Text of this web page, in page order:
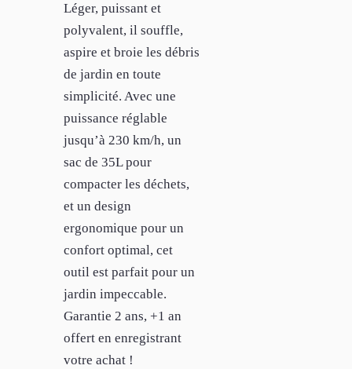
Léger, puissant et
polyvalent, il souffle,
aspire et broie les débris
de jardin en toute
simplicité. Avec une
puissance réglable
jusqu’à 230 km/h, un
sac de 35L pour
compacter les déchets,
et un design
ergonomique pour un
confort optimal, cet
outil est parfait pour un
jardin impeccable.
Garantie 2 ans, +1 an
offert en enregistrant
votre achat !